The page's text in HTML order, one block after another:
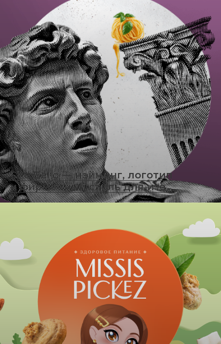
Che Bello — нэйминг, логотип
и фирменный стиль для ита…